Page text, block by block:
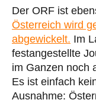
Der ORF ist
Österreich wird
abgewickelt. Im
festangestellte
im Ganzen noch
Es ist einfach
Ausnahme: